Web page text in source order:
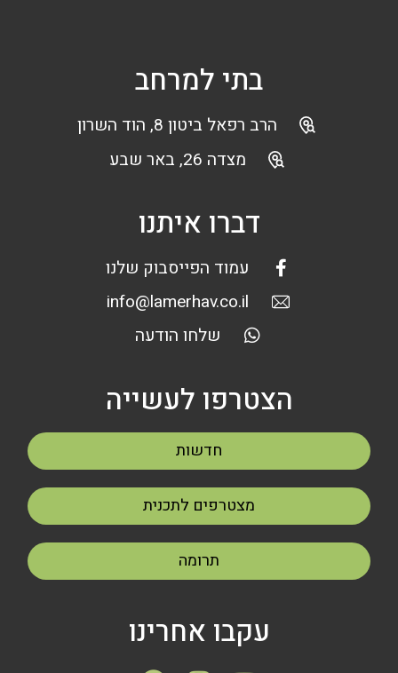
בתי למרחב
הרב רפאל ביטון 8, הוד השרון
מצדה 26, באר שבע
דברו איתנו
עמוד הפייסבוק שלנו
info@lamerhav.co.il
שלחו הודעה
הצטרפו לעשייה
חדשות
מצטרפים לתכנית
תרומה
עקבו אחרינו